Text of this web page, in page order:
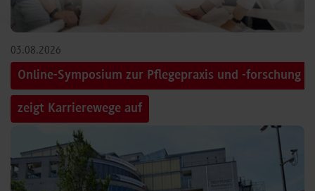
03.08.2026
Online-Symposium zur Pflegepraxis und -forschung
zeigt Karrierewege auf